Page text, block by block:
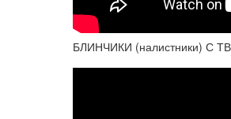
БЛИНЧИКИ (налистники) С